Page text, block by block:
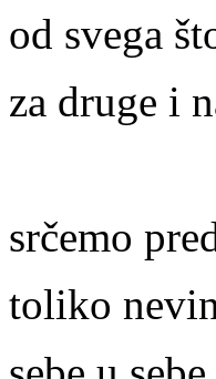
od svega
za druge i
srčemo
toliko